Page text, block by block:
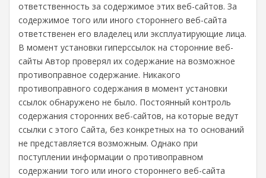
ответственность за содержимое этих веб-сайтов. За
содержимое того или иного стороннего веб-сайта
ответственен его владелец или эксплуатирующие лица.
В момент установки гиперссылок на сторонние веб-
сайты Автор проверял их содержание на возможное
противоправное содержание. Никакого
противоправного содержания в момент установки
ссылок обнаружено не было. Постоянный контроль
содержания сторонних веб-сайтов, на которые ведут
ссылки с этого Сайта, без конкретных на то оснований
не представляется возможным. Однако при
поступлении информации о противоправном
содержании того или иного стороннего веб-сайта